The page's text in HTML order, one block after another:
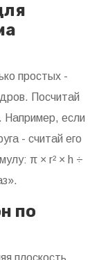
простых -
Посчитай
Например, если
- считай его
π × r² × h ÷
по